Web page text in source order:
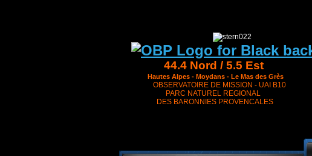
44.4 Nord / 5.5 Est
Hautes Alpes - Moydans - Le Mas des Grès
OBSERVATOIRE DE MISSION - UAI B10
PARC NATUREL REGIONAL
DES BARONNIES PROVENCALES